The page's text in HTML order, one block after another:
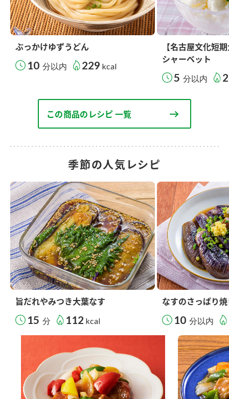
ぶっかけゆずうどん
10 分以内 229 kcal
【名古屋文化短
シャーベット
5 分以内
この商品のレシピ 一覧
季節の人気レシピ
旨だれやみつき大葉なす
15 分 112 kcal
なすのさっぱり
10 分以内